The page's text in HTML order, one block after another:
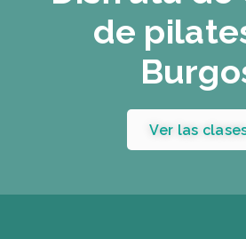
de
Ver las